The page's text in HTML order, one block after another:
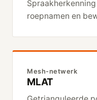
roepnamen en
Mesh-netwerk
MLAT